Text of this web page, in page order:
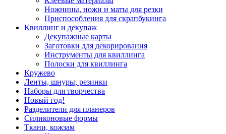
Ножницы, ножи и маты для резки
Приспособления для скрапбукинга
Квиллинг и декупаж
Декупажные карты
Заготовки для декорирования
Инструменты для квиллинга
Полоски для квиллинга
Кружево
Ленты, шнуры, резинки
Наборы для творчества
Новый год!
Разделители для планеров
Силиконовые формы
Ткани, кожзам